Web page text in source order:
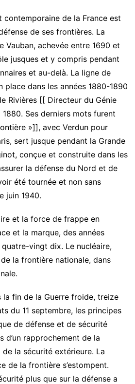
contemporaine de la France est
de ses frontières. La
Vauban, achevée entre 1690 et
jusques et y compris pendant
et au-delà. La ligne de
dans les années 1880-1890
Rivières [[ Directeur du Génie
1880. Ses derniers mots furent
»]], avec Verdun pour
sert jusque pendant la Grande
conçue et construite dans les
la défense du Nord et de
été tournée et non sans
juin 1940.
et la force de frappe en
et la marque, des années
vingt dix. Le nucléaire,
la frontière nationale, dans
la fin de la Guerre froide, treize
du 11 septembre, les principes
de défense et de sécurité
d’un rapprochement de la
la sécurité extérieure. La
de la frontière s’estompent.
plus que sur la défense a